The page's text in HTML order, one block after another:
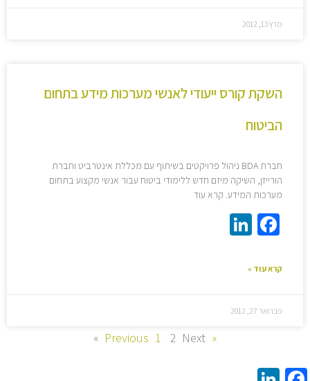
מרץ 13, 2012
השקת קורס ייעודי לאנשי מערכות מידע בתחום
הביטוח
חברת BDA ניהול פרויקטים בשיתוף עם מכללת אינטרביט וחברת
הורייזן, השיקה מיזם חדש ללימודי ביטוח עבור אנשי מקצוע בתחום
מערכות המידע. קרא עוד
Facebook
קרא עוד »
פברואר 27, 2012
« Previous
1 2 Next »